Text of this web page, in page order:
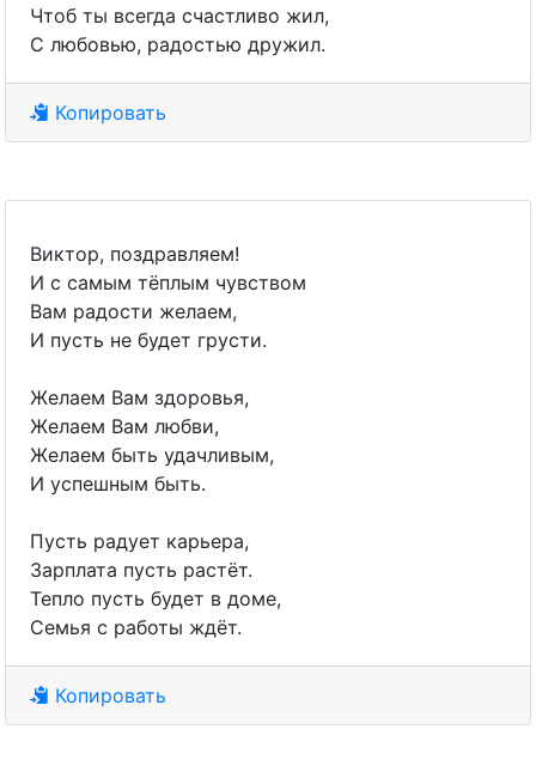
Чтоб ты всегда счастливо жил,
С любовью, радостью дружил.
Копировать
Виктор, поздравляем!
И с самым тёплым чувством
Вам радости желаем,
И пусть не будет грусти.
Желаем Вам здоровья,
Желаем Вам любви,
Желаем быть удачливым,
И успешным быть.
Пусть радует карьера,
Зарплата пусть растёт.
Тепло пусть будет в доме,
Семья с работы ждёт.
Копировать